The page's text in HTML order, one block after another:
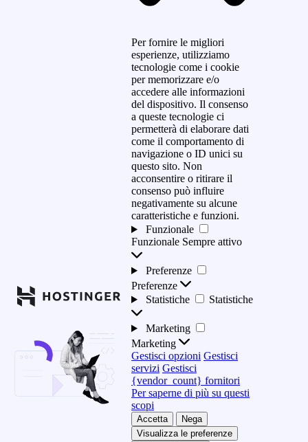
Per fornire le migliori
esperienze, utilizziamo
tecnologie come i cookie
per memorizzare e/o
accedere alle informazioni
del dispositivo. Il consenso
a queste tecnologie ci
permetterà di elaborare dati
come il comportamento di
navigazione o ID unici su
questo sito. Non
acconsentire o ritirare il
consenso può influire
negativamente su alcune
caratteristiche e funzioni.
Funzionale
Funzionale Sempre attivo
Preferenze
Preferenze
Statistiche
Statistiche
Marketing
Marketing
Gestisci opzioni Gestisci
servizi Gestisci
{vendor_count} fornitori
Per saperne di più su questi
scopi
Accetta
Nega
Visualizza le preferenze